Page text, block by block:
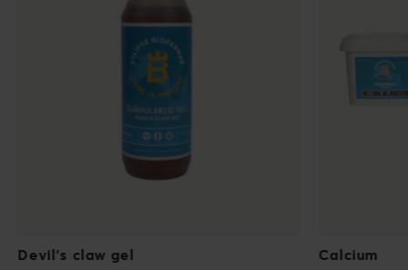
Devil's claw gel Calcium